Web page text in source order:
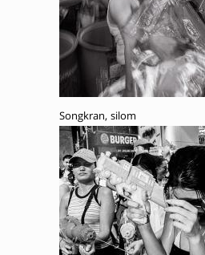
Songkran, silom